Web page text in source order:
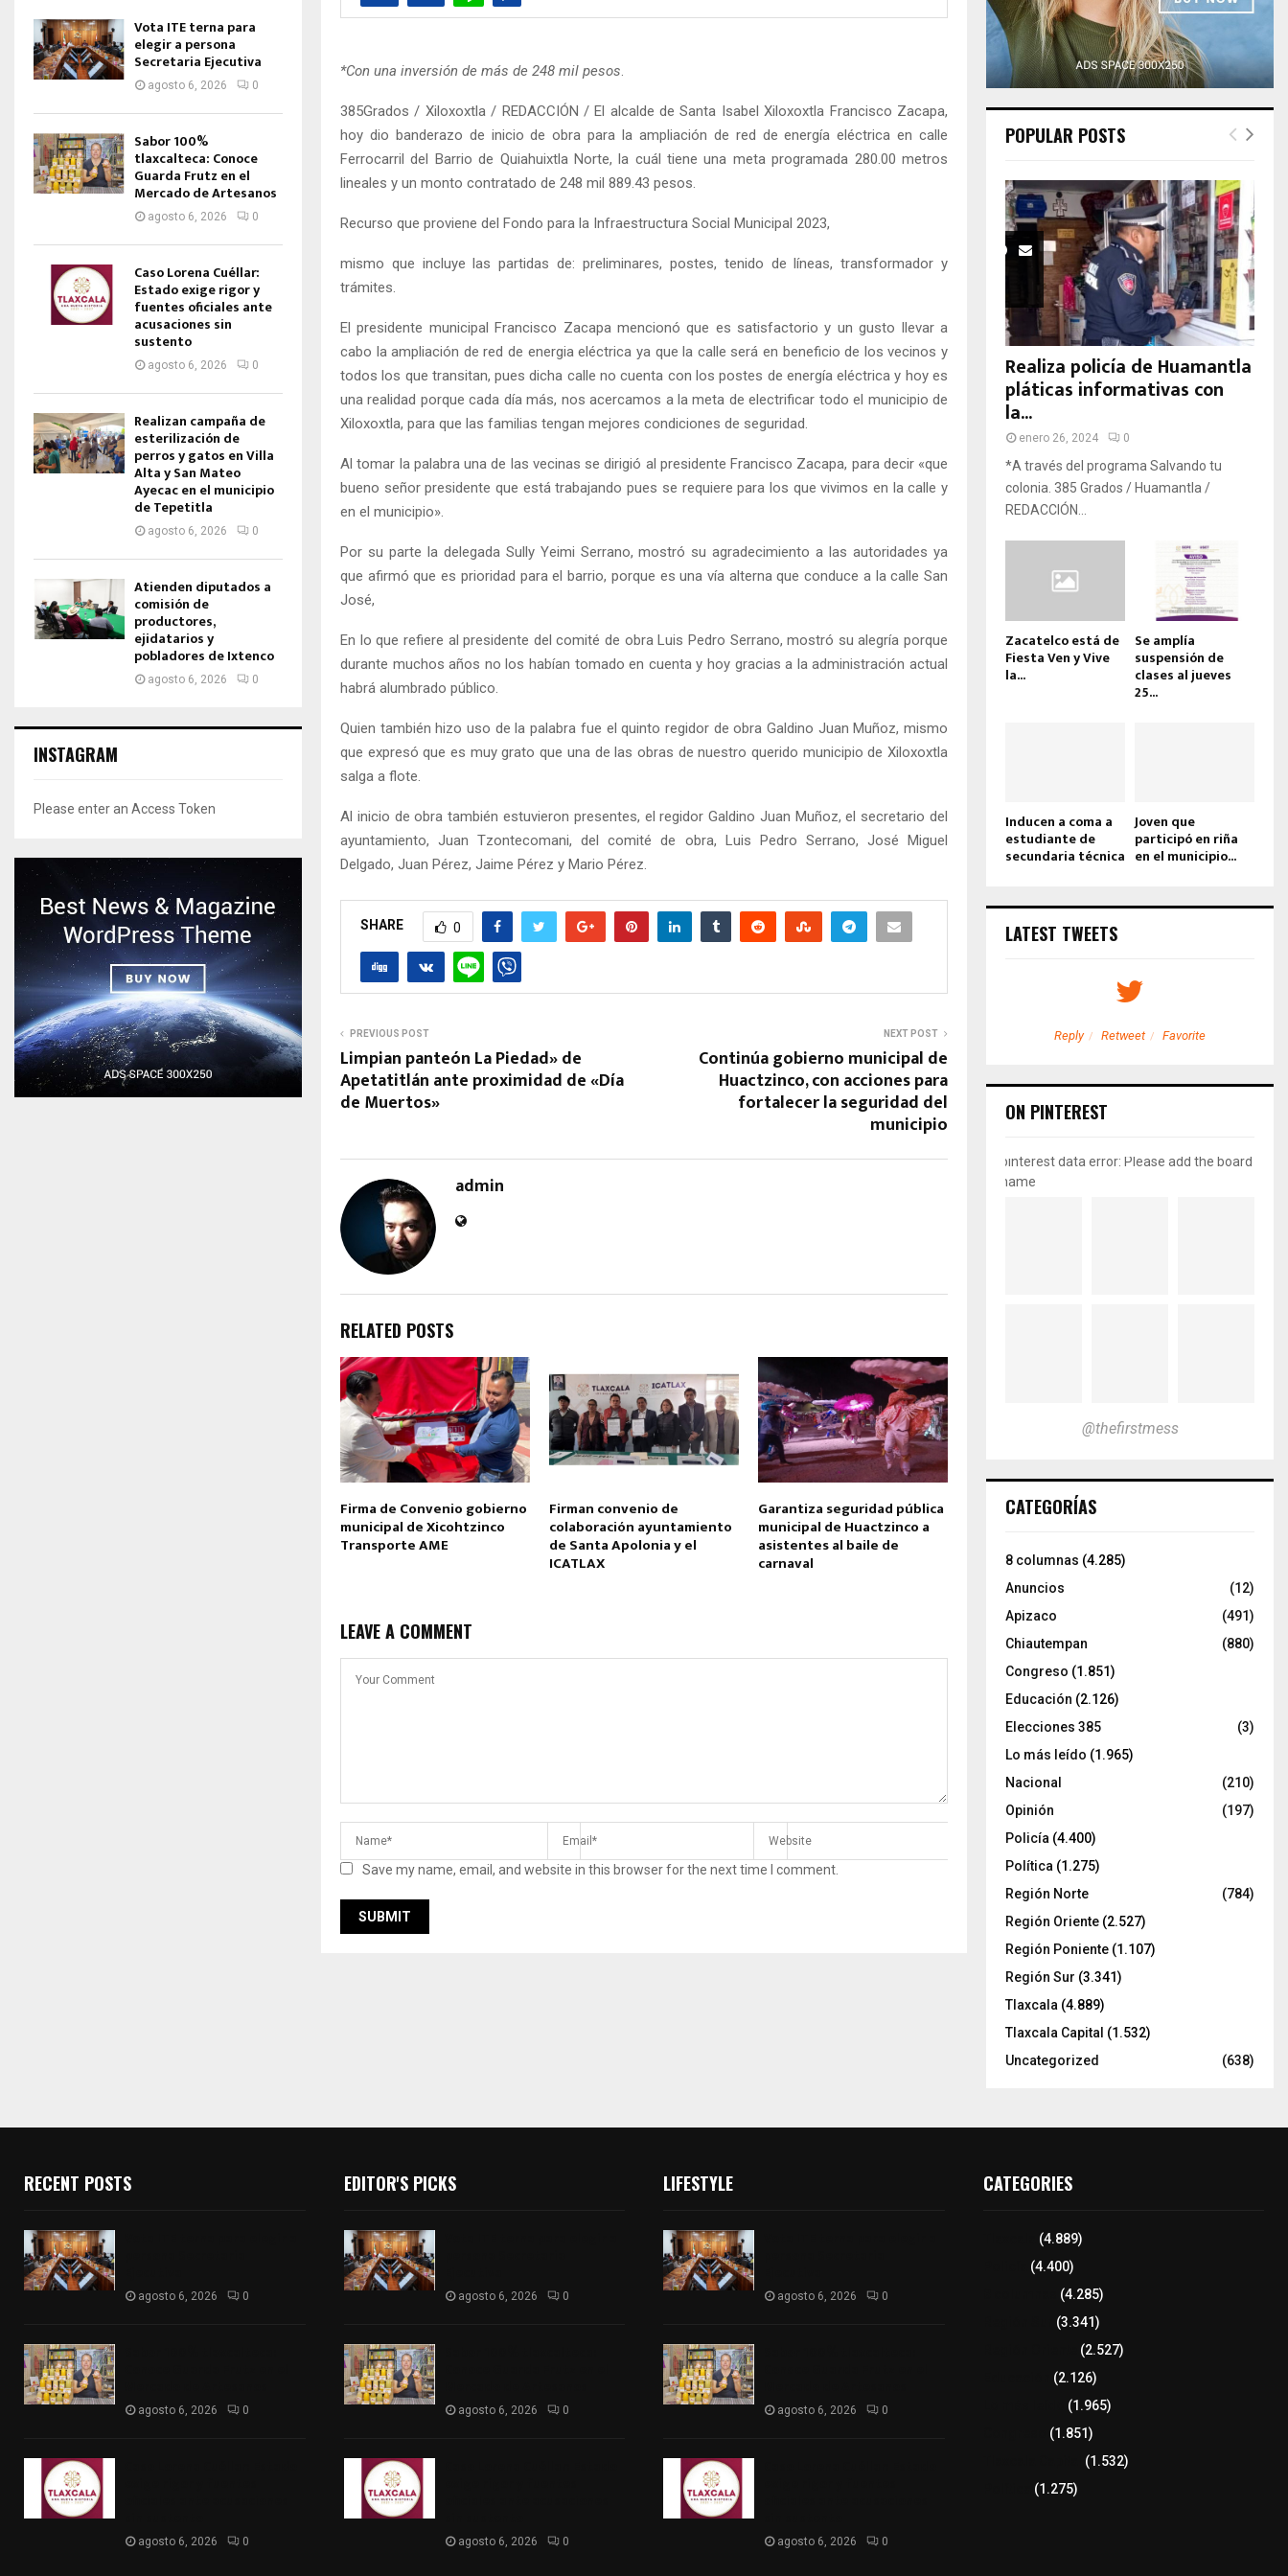
*Con una inversión de más de 248 mil pesos
385Grados / Xiloxoxtla / REDACCIÓN / El alcalde de Santa Isabel Xiloxoxtla Francisco Zacapa,
hoy dio banderazo de inicio de obra para la ampliación de red de energía eléctrica en calle
Ferrocarril del Barrio de Quiahuixtla Norte, la cuál tiene una meta programada 280.00 metros
lineales y un monto contratado de 248 mil 889.43 pesos.
Recurso que proviene del Fondo para la Infraestructura Social Municipal 2023,
mismo que incluye las partidas de: preliminares, postes, tenido de líneas, transformador y
trámites.
El presidente municipal Francisco Zacapa mencionó que es satisfactorio y un gusto llevar a
cabo la ampliación de red de energia eléctrica ya que la calle será en beneficio de los vecinos y
todos los que transitan, pues dicha calle no cuenta con los postes de energía eléctrica y hoy es
una realidad porque cada día más, nos acercamos a la meta de electrificar todo el municipio de
Xiloxoxtla, para que las familias tengan mejores condiciones de seguridad.
Al tomar la palabra una de las vecinas se dirigió al presidente Francisco Zacapa, para decir «que
bueno señor presidente que está trabajando pues se requiere para los que vivimos en la calle y
en el municipio».
Por su parte la delegada Sully Yeimi Serrano, mostró su agradecimiento a las autoridades ya
que afirmó que es prioridad para el barrio, porque es una vía alterna que conduce a la calle San
José,
En lo que refiere al presidente del comité de obra Luis Pedro Serrano, mostró su alegría porque
durante muchos años no los habían tomado en cuenta y hoy gracias a la administración actual
habrá alumbrado público.
Quien también hizo uso de la palabra fue el quinto regidor de obra Galdino Juan Muñoz, mismo
que expresó que es muy grato que una de las obras de nuestro querido municipio de Xiloxoxtla
salga a flote.
Al inicio de obra también estuvieron presentes, el regidor Galdino Juan Muñoz, el secretario del
ayuntamiento, Juan Tzontecomani, del comité de obra, Luis Pedro Serrano, José Miguel
Delgado, Juan Pérez, Jaime Pérez y Mario Pérez.
SHARE 0
PREVIOUS POST
Limpian panteón La Piedad» de
Apetatitlán ante proximidad de «Día
de Muertos»
NEXT POST
Continúa gobierno municipal de
Huactzinco, con acciones para
fortalecer la seguridad del
municipio
admin
RELATED POSTS
Firma de Convenio gobierno
municipal de Xicohtzinco
Transporte AME
Firman convenio de
colaboración ayuntamiento
de Santa Apolonia y el
ICATLAX
Garantiza seguridad pública
municipal de Huactzinco a
asistentes al baile de
carnaval
LEAVE A COMMENT
Save my name, email, and website in this browser for the next time I comment.
Vota ITE terna para
elegir a persona
Secretaria Ejecutiva
agosto 6, 2026 0
Sabor 100%
tlaxcalteca: Conoce
Guarda Frutz en el
Mercado de Artesanos
agosto 6, 2026 0
Caso Lorena Cuéllar:
Estado exige rigor y
fuentes oficiales ante
acusaciones sin
sustento
agosto 6, 2026 0
Realizan campaña de
esterilización de
perros y gatos en Villa
Alta y San Mateo
Ayecac en el municipio
de Tepetitla
agosto 6, 2026 0
Atienden diputados a
comisión de
productores,
ejidatarios y
pobladores de Ixtenco
agosto 6, 2026 0
INSTAGRAM
Please enter an Access Token
POPULAR POSTS
Realiza policía de Huamantla
pláticas informativas con
la...
enero 26, 2024 0
*A través del programa Salvando tu
colonia. 385 Grados / Huamantla /
REDACCIÓN...
Zacatelco está de
Fiesta Ven y Vive
la...
Se amplía
suspensión de
clases al jueves
25...
Inducen a coma a
estudiante de
secundaria técnica
Joven que
participó en riña
en el municipio...
LATEST TWEETS
Retweet Favorite Reply Retweet Favorite
ON PINTEREST
pinterest data error: Please add the board
name
@thefirstmess
CATEGORÍAS
8 columnas (4.285)
Anuncios
(12)
Apizaco
(491)
Chiautempan
(880)
Congreso (1.851)
Educación (2.126)
Elecciones 385
(3)
Lo más leído (1.965)
Nacional
(210)
Opinión
(197)
Policía (4.400)
Política (1.275)
Región Norte
(784)
Región Oriente (2.527)
Región Poniente (1.107)
Región Sur (3.341)
Tlaxcala (4.889)
Tlaxcala Capital (1.532)
Uncategorized
(638)
RECENT POSTS
agosto 6, 2026 0
agosto 6, 2026 0
agosto 6, 2026 0
EDITOR'S PICKS
agosto 6, 2026 0
agosto 6, 2026 0
agosto 6, 2026 0
LIFESTYLE
agosto 6, 2026 0
agosto 6, 2026 0
agosto 6, 2026 0
CATEGORIES
(4.889)
(4.400)
(4.285)
(3.341)
(2.527)
(2.126)
(1.965)
(1.851)
(1.532)
(1.275)